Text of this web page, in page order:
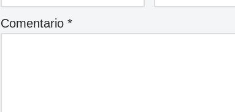
Comentario*